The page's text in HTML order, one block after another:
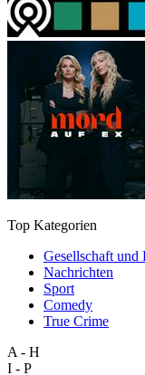
Top Kategorien
Gesellschaft und
Nachrichten
Sport
Comedy
True Crime
A - H
I - P